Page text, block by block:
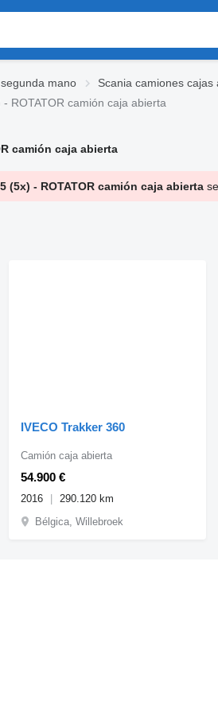
mano
Scania camiones
ROTATOR camión caja abierta
camión caja abierta
(5x) - ROTATOR camión caja abiertase
IVECO Trakker 360
54.900 €
Camión caja abierta
2016
290.120 km
Bélgica, Willebroek